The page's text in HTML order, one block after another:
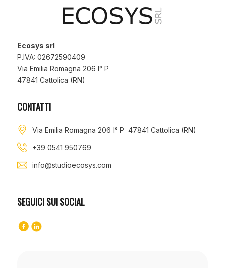
Ecosys srl
P.IVA: 02672590409
Via Emilia Romagna 206 I° P
47841 Cattolica (RN)
CONTATTI
Via Emilia Romagna 206 I° P 47841 Cattolica (RN)
+39 0541 950769
info@studioecosys.com
SEGUICI SUI SOCIAL